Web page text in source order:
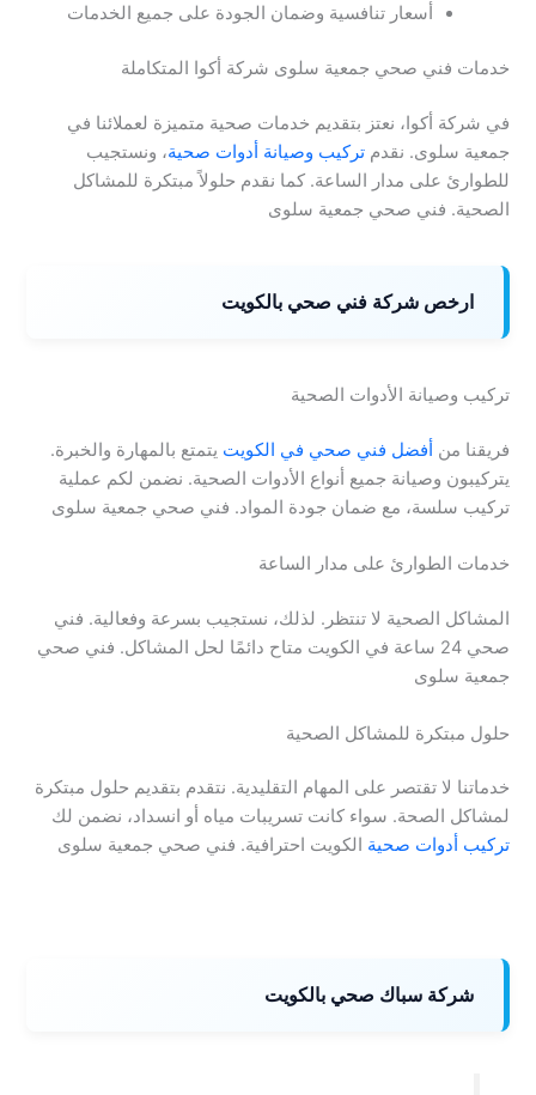
أسعار تنافسية وضمان الجودة على جميع الخدمات
خدمات فني صحي جمعية سلوى شركة أكوا المتكاملة
في شركة أكوا، نعتز بتقديم خدمات صحية متميزة لعملائنا في
جمعية سلوى. نقدمتركيب وصيانة أدوات صحية، ونستجيب
للطوارئ على مدار الساعة. كما نقدم حلولاً مبتكرة للمشاكل
الصحية. فني صحي جمعية سلوى
ارخص شركة فني صحي بالكويت
تركيب وصيانة الأدوات الصحية
فريقنا من أفضل فني صحي في الكويت يتمتع بالمهارة والخبرة.
يتركيبون وصيانة جميع أنواع الأدوات الصحية. نضمن لكم عملية
تركيب سلسة، مع ضمان جودة المواد. فني صحي جمعية سلوى
خدمات الطوارئ على مدار الساعة
المشاكل الصحية لا تنتظر. لذلك، نستجيب بسرعة وفعالية. فني
صحي 24 ساعة في الكويت متاح دائمًا لحل المشاكل. فني صحي
جمعية سلوى
حلول مبتكرة للمشاكل الصحية
خدماتنا لا تقتصر على المهام التقليدية. نتقدم بتقديم حلول مبتكرة
لمشاكل الصحة. سواء كانت تسريبات مياه أو انسداد، نضمن لك
تركيب أدوات صحية الكويت احترافية. فني صحي جمعية سلوى
شركة سباك صحي بالكويت